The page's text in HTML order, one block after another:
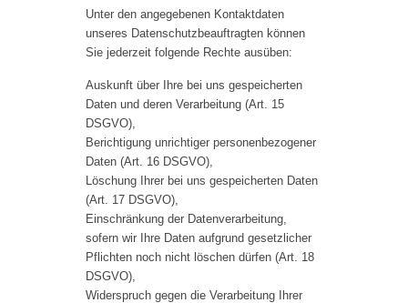
Unter den angegebenen Kontaktdaten
unseres Datenschutzbeauftragten können
Sie jederzeit folgende Rechte ausüben:
Auskunft über Ihre bei uns gespeicherten
Daten und deren Verarbeitung (Art. 15
DSGVO),
Berichtigung unrichtiger personenbezogener
Daten (Art. 16 DSGVO),
Löschung Ihrer bei uns gespeicherten Daten
(Art. 17 DSGVO),
Einschränkung der Datenverarbeitung,
sofern wir Ihre Daten aufgrund gesetzlicher
Pflichten noch nicht löschen dürfen (Art. 18
DSGVO),
Widerspruch gegen die Verarbeitung Ihrer